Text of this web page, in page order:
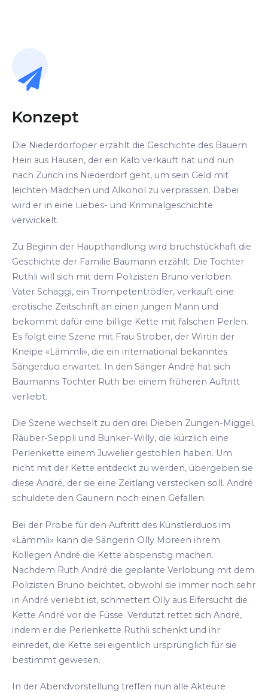
Konzept
Die Niederdorfoper erzählt die Geschichte des Bauern
Heiri aus Hausen, der ein Kalb verkauft hat und nun
nach Zürich ins Niederdorf geht, um sein Geld mit
leichten Mädchen und Alkohol zu verprassen. Dabei
wird er in eine Liebes- und Kriminalgeschichte
verwickelt.
Zu Beginn der Haupthandlung wird bruchstückhaft die
Geschichte der Familie Baumann erzählt. Die Tochter
Ruthli will sich mit dem Polizisten Bruno verloben.
Vater Schaggi, ein Trompetentrödler, verkauft eine
erotische Zeitschrift an einen jungen Mann und
bekommt dafür eine billige Kette mit falschen Perlen.
Es folgt eine Szene mit Frau Strober, der Wirtin der
Kneipe «Lämmli», die ein international bekanntes
Sängerduo erwartet. In den Sänger André hat sich
Baumanns Tochter Ruth bei einem früheren Auftritt
verliebt.
Die Szene wechselt zu den drei Dieben Zungen-Miggel,
Räuber-Seppli und Bunker-Willy, die kürzlich eine
Perlenkette einem Juwelier gestohlen haben. Um
nicht mit der Kette entdeckt zu werden, übergeben sie
diese André, der sie eine Zeitlang verstecken soll. André
schuldete den Gaunern noch einen Gefallen.
Bei der Probe für den Auftritt des Künstlerduos im
«Lämmli» kann die Sängerin Olly Moreen ihrem
Kollegen André die Kette abspenstig machen.
Nachdem Ruth André die geplante Verlobung mit dem
Polizisten Bruno beichtet, obwohl sie immer noch sehr
in André verliebt ist, schmettert Olly aus Eifersucht die
Kette André vor die Füsse. Verdutzt rettet sich André,
indem er die Perlenkette Ruthli schenkt und ihr
einredet, die Kette sei eigentlich ursprünglich für sie
bestimmt gewesen.
In der Abendvorstellung treffen nun alle Akteure